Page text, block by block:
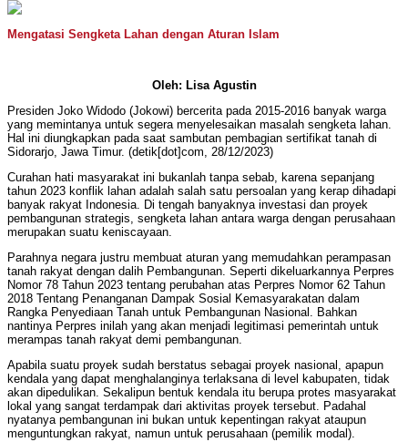
Mengatasi Sengketa Lahan dengan Aturan Islam
Oleh: Lisa Agustin
Presiden Joko Widodo (Jokowi) bercerita pada 2015-2016 banyak warga
yang memintanya untuk segera menyelesaikan masalah sengketa lahan.
Hal ini diungkapkan pada saat sambutan pembagian sertifikat tanah di
Sidorarjo, Jawa Timur. (detik[dot]com, 28/12/2023)
Curahan hati masyarakat ini bukanlah tanpa sebab, karena sepanjang
tahun 2023 konflik lahan adalah salah satu persoalan yang kerap dihadapi
banyak rakyat Indonesia. Di tengah banyaknya investasi dan proyek
pembangunan strategis, sengketa lahan antara warga dengan perusahaan
merupakan suatu keniscayaan.
Parahnya negara justru membuat aturan yang memudahkan perampasan
tanah rakyat dengan dalih Pembangunan. Seperti dikeluarkannya Perpres
Nomor 78 Tahun 2023 tentang perubahan atas Perpres Nomor 62 Tahun
2018 Tentang Penanganan Dampak Sosial Kemasyarakatan dalam
Rangka Penyediaan Tanah untuk Pembangunan Nasional. Bahkan
nantinya Perpres inilah yang akan menjadi legitimasi pemerintah untuk
merampas tanah rakyat demi pembangunan.
Apabila suatu proyek sudah berstatus sebagai proyek nasional, apapun
kendala yang dapat menghalanginya terlaksana di level kabupaten, tidak
akan dipedulikan. Sekalipun bentuk kendala itu berupa protes masyarakat
lokal yang sangat terdampak dari aktivitas proyek tersebut. Padahal
nyatanya pembangunan ini bukan untuk kepentingan rakyat ataupun
menguntungkan rakyat, namun untuk perusahaan (pemilik modal).